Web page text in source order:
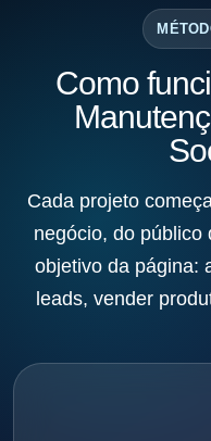
Como
Cada projeto
negócio, do público
objetivo da página:
leads, vender